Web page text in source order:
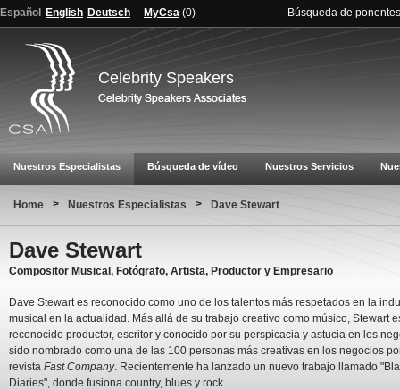
Español English Deutsch MyCsa (0) Búsqueda de ponentes
Celebrity Speakers
Nuestros Especialistas Búsqueda de vídeo Nuestros Servicios
Home > Nuestros Especialistas > Dave Stewart
Dave Stewart
Compositor Musical, Fotógrafo, Artista, Productor y Empresario
Dave Stewart es reconocido como uno de los talentos más respetados en la
musical en la actualidad. Más allá de su trabajo creativo como músico, Stewart
reconocido productor, escritor y conocido por su perspicacia y astucia en los
sido nombrado como una de las 100 personas más creativas en los negocios
revista Fast Company. Recientemente ha lanzado un nuevo trabajo llamado
Diaries", donde fusiona country, blues y rock.